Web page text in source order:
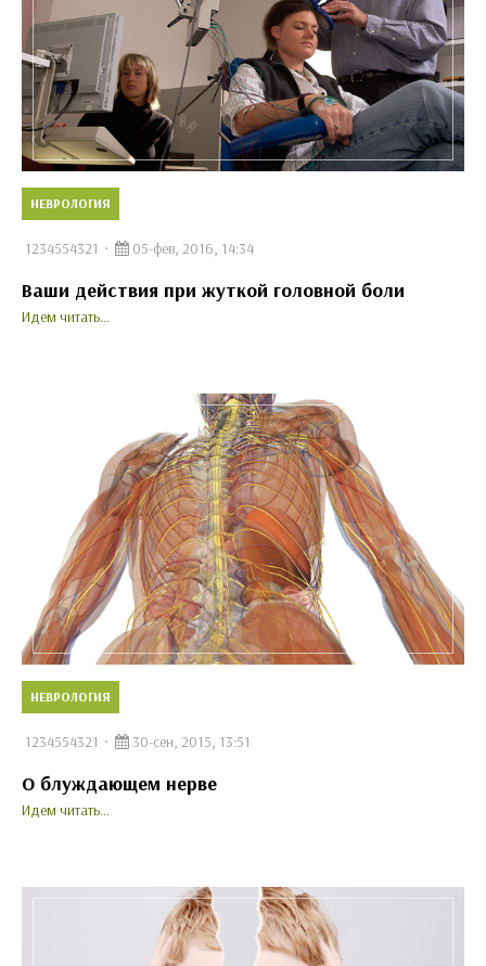
НЕВРОЛОГИЯ
1234554321 05-фев, 2016, 14:34
Ваши действия при жуткой головной боли
Идем читать...
НЕВРОЛОГИЯ
1234554321 30-сен, 2015, 13:51
О блуждающем нерве
Идем читать...